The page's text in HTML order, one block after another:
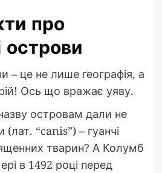
про
острови
– це не лише географія, а
Ось що вражає уяву.
островам дали не
“canis”) – гуанчі
тварин? А Колумб
в 1492 році перед